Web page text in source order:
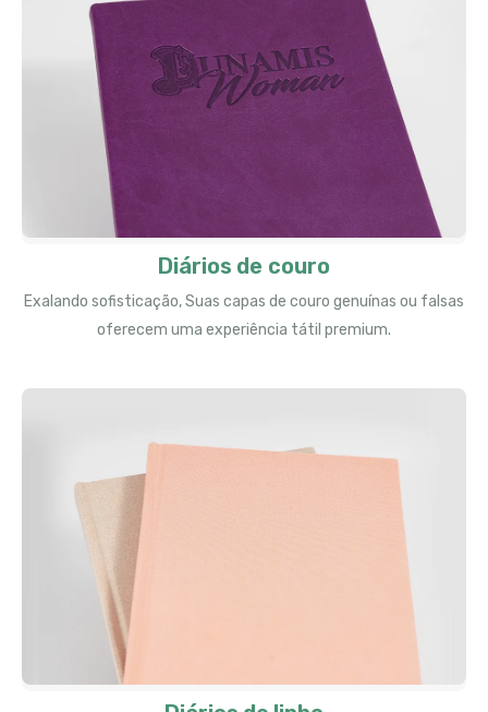
Diários de couro
Exalando sofisticação, Suas capas de couro genuínas ou falsas
oferecem uma experiência tátil premium.